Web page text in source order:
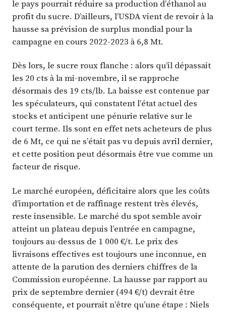
le pays pourrait réduire sa production d’éthanol au
profit du sucre. D’ailleurs, l’USDA vient de revoir à la
hausse sa prévision de surplus mondial pour la
campagne en cours 2022-2023 à 6,8 Mt.
Dès lors, le sucre roux flanche : alors qu’il dépassait
les 20 cts à la mi-novembre, il se rapproche
désormais des 19 cts/lb. La baisse est contenue par
les spéculateurs, qui constatent l’état actuel des
stocks et anticipent une pénurie relative sur le
court terme. Ils sont en effet nets acheteurs de plus
de 6 Mt, ce qui ne s’était pas vu depuis avril dernier,
et cette position peut désormais être vue comme un
facteur de risque.
Le marché européen, déficitaire alors que les coûts
d’importation et de raffinage restent très élevés,
reste insensible. Le marché du spot semble avoir
atteint un plateau depuis l’entrée en campagne,
toujours au-dessus de 1 000 €/t. Le prix des
livraisons effectives est toujours une inconnue, en
attente de la parution des derniers chiffres de la
Commission européenne. La hausse par rapport au
prix de septembre dernier (494 €/t) devrait être
conséquente, et pourrait n’être qu’une étape : Niels